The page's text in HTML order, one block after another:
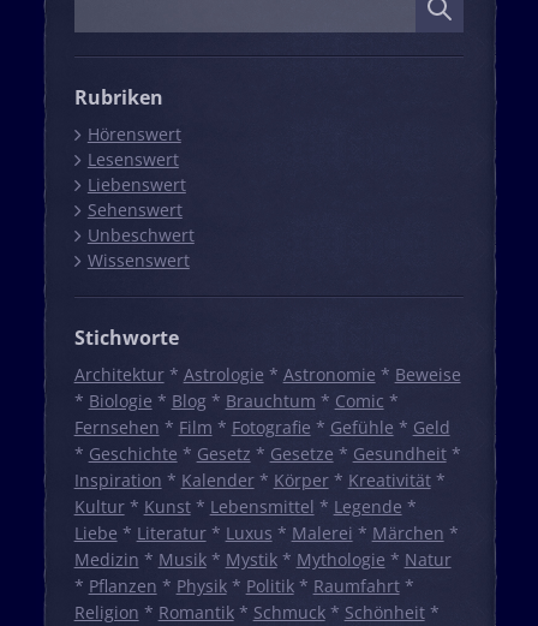
Suche
Rubriken
Hörenswert
Lesenswert
Liebenswert
Sehenswert
Unbeschwert
Wissenswert
Stichworte
Architektur* Astrologie * Astronomie * Beweise
* Biologie * Blog* Brauchtum * Comic *
Fernsehen * Film * Fotografie * Gefühle * Geld
* Geschichte * Gesetz * Gesetze * Gesundheit*
Inspiration * Kalender* Körper* Kreativität*
Kultur* Kunst* Lebensmittel * Legende *
Liebe * Literatur* Luxus * Malerei * Märchen *
Medizin * Musik* Mystik* Mythologie * Natur
* Pflanzen * Physik* Politik* Raumfahrt*
Religion * Romantik* Schmuck* Schönheit*